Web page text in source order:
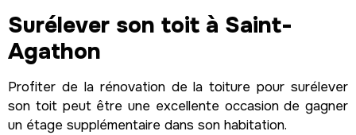
Surélever son toit à Saint-
Agathon
Profiter de la rénovation de la toiture pour surélever
son toit peut être une excellente occasion de gagner
un étage supplémentaire dans son habitation.